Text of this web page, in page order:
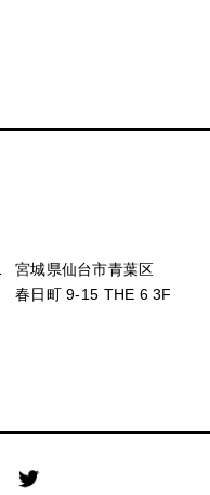
宮城県仙台市青葉区
春日町 9-15 THE 6 3F